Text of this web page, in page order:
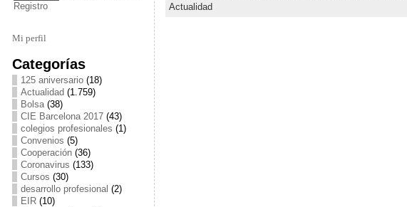
Registro
Mi perfil
Categorías
125 aniversario(18)
Actualidad (1.759)
Bolsa(38)
CIE Barcelona 2017(43)
colegios profesionales (1)
Convenios (5)
Cooperación(36)
Coronavirus (133)
Cursos (30)
desarrollo profesional (2)
EIR(10)
Actualidad